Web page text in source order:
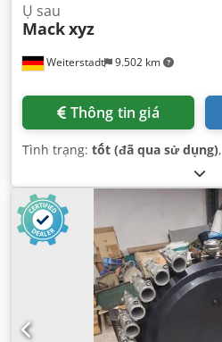
Weiterstadt 9.502 km
Ụ sau
Mackxyz
Thông tin giá
Tình trạng: tốt (đã qua sử dụng),